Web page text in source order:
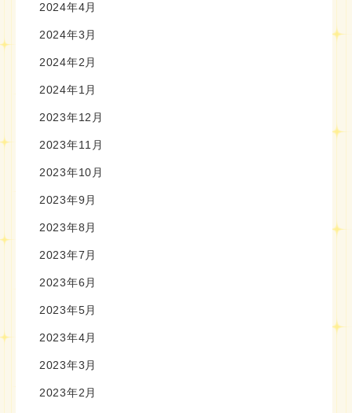
2024年4月
2024年3月
2024年2月
2024年1月
2023年12月
2023年11月
2023年10月
2023年9月
2023年8月
2023年7月
2023年6月
2023年5月
2023年4月
2023年3月
2023年2月